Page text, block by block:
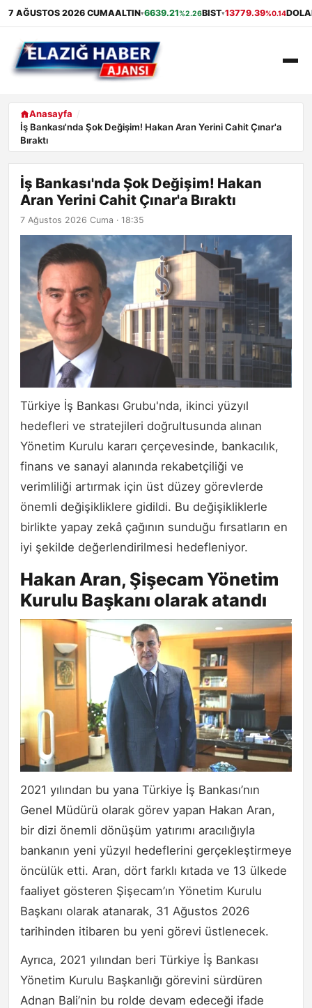
7 AĞUSTOS 2026 CUMAALTIN▾6639.21%2.26BIST▾13779.39%0.14
ANASAYFA
GÜNDEM
EKONOMI
SAĞLIK
ALIŞVERIŞ
Anasayfa
İş Bankası'nda Şok Değişim! Hakan Aran Yerini Cahit Çınar'a
Bıraktı
İş Bankası'nda Şok Değişim! Hakan
Aran Yerini Cahit Çınar'a Bıraktı
7 Ağustos 2026 Cuma · 18:35
Türkiye İş Bankası Grubu'nda, ikinci yüzyıl
hedefleri ve stratejileri doğrultusunda alınan
Yönetim Kurulu kararı çerçevesinde, bankacılık,
finans ve sanayi alanında rekabetçiliği ve
verimliliği artırmak için üst düzey görevlerde
önemli değişikliklere gidildi. Bu değişikliklerle
birlikte yapay zekâ çağının sunduğu fırsatların en
iyi şekilde değerlendirilmesi hedefleniyor.
Hakan Aran, Şişecam Yönetim
Kurulu Başkanı olarak atandı
2021 yılından bu yana Türkiye İş Bankası’nın
Genel Müdürü olarak görev yapan Hakan Aran,
bir dizi önemli dönüşüm yatırımı aracılığıyla
bankanın yeni yüzyıl hedeflerini gerçekleştirmeye
öncülük etti. Aran, dört farklı kıtada ve 13 ülkede
faaliyet gösteren Şişecam’ın Yönetim Kurulu
Başkanı olarak atanarak, 31 Ağustos 2026
tarihinden itibaren bu yeni görevi üstlenecek.
Ayrıca, 2021 yılından beri Türkiye İş Bankası
Yönetim Kurulu Başkanlığı görevini sürdüren
Adnan Bali’nin bu rolde devam edeceği ifade